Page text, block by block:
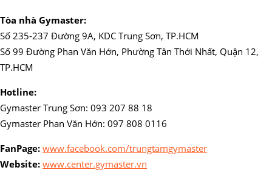
Tòa nhà Gymaster:
Số 235-237 Đường 9A, KDC Trung Sơn, TP.HCM
Số 99 Đường Phan Văn Hớn, Phường Tân Thới Nhất, Quận 12,
TP.HCM
Hotline:
Gymaster Trung Sơn: 093 207 88 18
Gymaster Phan Văn Hớn: 097 808 0116
FanPage: www.facebook.com/trungtamgymaster
Website: www.center.gymaster.vn